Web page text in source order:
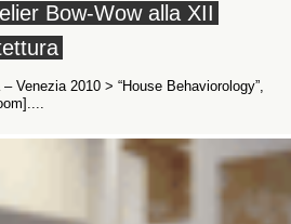
Bow-Wow alla XII
Venezia 2010 > “House Behaviorology”,